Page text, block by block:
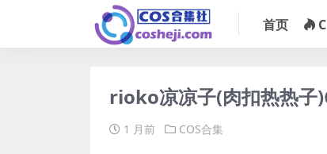
首页
rioko凉凉子(肉扣热热子
1 月前 COS合集